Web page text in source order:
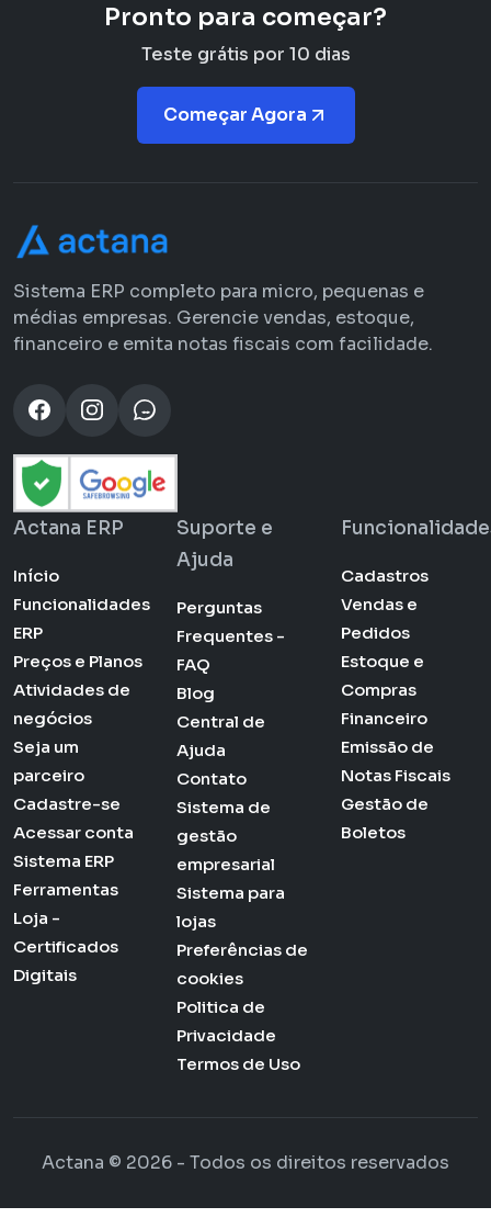
Pronto para começar?
Teste grátis por 10 dias
Começar Agora
Sistema ERP completo para micro, pequenas e
médias empresas. Gerencie vendas, estoque,
financeiro e emita notas fiscais com facilidade.
Actana ERP
Início
Funcionalidades
ERP
Preços e Planos
Atividades de
negócios
Seja um
parceiro
Cadastre-se
Acessar conta
Sistema ERP
Ferramentas
Loja -
Certificados
Digitais
Suporte e
Ajuda
Perguntas
Frequentes -
FAQ
Blog
Central de
Ajuda
Contato
Sistema de
gestão
empresarial
Sistema para
lojas
Preferências de
cookies
Politica de
Privacidade
Termos de Uso
Cadastros
Vendas e
Pedidos
Estoque e
Compras
Financeiro
Emissão de
Notas Fiscais
Gestão de
Boletos
Actana © 2026 - Todos os direitos reservados